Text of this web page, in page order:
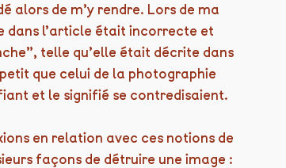
alors de m’y rendre. Lors de ma
dans l’article était incorrecte et
telle qu’elle était décrite dans
que celui de la photographie
et le signifié se contredisaient.
en relation avec ces notions de
façons de détruire une image :